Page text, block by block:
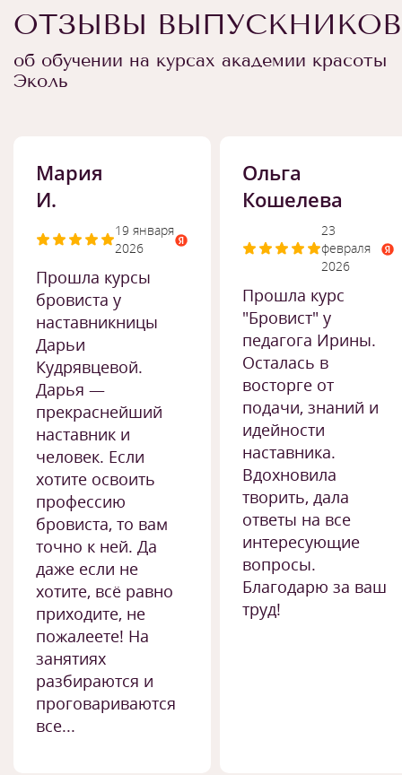
ОТЗЫВЫ ВЫПУСКНИКОВ
об обучении на курсах академии красоты
Эколь
Мария
И.
19 января
2026
Прошла курсы
бровиста у
наставникницы
Дарьи
Кудрявцевой.
Дарья —
прекраснейший
наставник и
человек. Если
хотите освоить
профессию
бровиста, то вам
точно к ней. Да
даже если не
хотите, всё равно
приходите, не
пожалеете! На
занятиях
разбираются и
проговариваются
все...
Ольга
Кошелева
23
февраля
2026
Прошла курс
"Бровист" у
педагога Ирины.
Осталась в
восторге от
подачи, знаний и
идейности
наставника.
Вдохновила
творить, дала
ответы на все
интересующие
вопросы.
Благодарю за ваш
труд!